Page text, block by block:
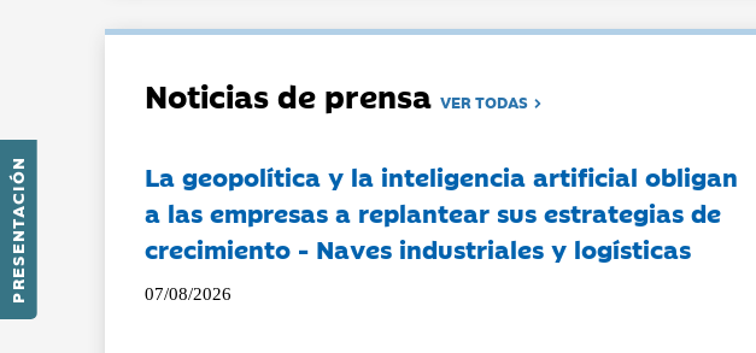
PRESENTACIÓN
Noticias de prensaVER TODAS
La geopolítica y la inteligencia artificial obligan
a las empresas a replantear sus estrategias de
crecimiento - Naves industriales y logísticas
07/08/2026